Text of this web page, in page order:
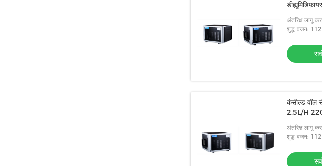
अंतरिक्ष लागू
शुद्ध वजन:
कंसील्ड वॉल
2.5L/H
अंतरिक्ष लागू
शुद्ध वजन: